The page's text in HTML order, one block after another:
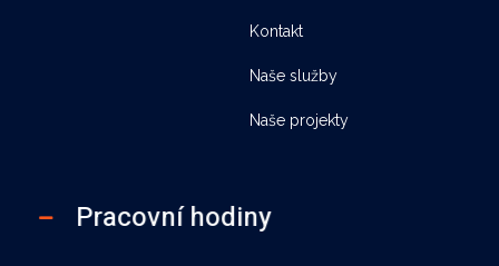
Kontakt
Naše služby
Naše projekty
Pracovní hodiny